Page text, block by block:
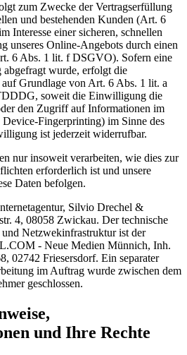
zum Zwecke der Vertragserfüllung
und bestehenden Kunden (Art. 6
Interesse einer sicheren, schnellen
unseres Online-Angebots durch einen
6 Abs. 1 lit. f DSGVO). Sofern eine
wurde, erfolgt die
Grundlage von Art. 6 Abs. 1 lit. a
soweit die Einwilligung die
den Zugriff auf Informationen im
Fingerprinting) im Sinne des
ist jederzeit widerrufbar.
nur insoweit verarbeiten, wie dies zur
erforderlich ist und unsere
Daten befolgen.
Silvio Drechel &
4, 08058 Zwickau. Der technische
Netzwekinfrastruktur ist der
- Neue Medien Münnich, Inh.
02742 Friesersdorf. Ein separater
im Auftrag wurde zwischen dem
geschlossen.
und Ihre Rechte